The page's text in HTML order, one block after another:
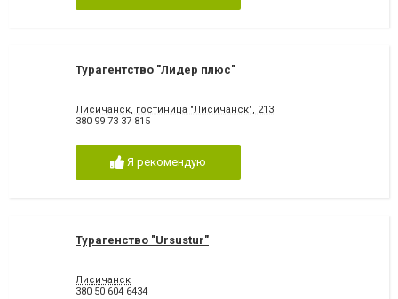
Турагентство "Лидер плюс"
Лисичанск, гостиница "Лисичанск", 213
380 99 73 37 815
Я рекомендую
Турагенство "Ursustur"
Лисичанск
380 50 604 6434